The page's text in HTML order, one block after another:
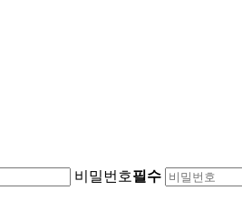
비밀번호필수